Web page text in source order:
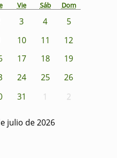
Vie Sáb Dom
3 4
5
10 11
12
17 18
19
24 25
26
31 1 2
julio de 2026